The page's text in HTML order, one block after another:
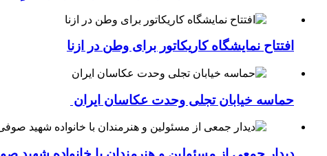
افتتاح نمایشگاه کاریکاتور برای وطن در ازنا
حماسه خیابان تجلی وحدت عکاسان ایران